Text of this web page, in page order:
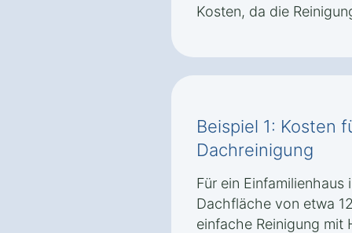
Kosten, da die
Beispiel 1: Kosten
Dachreinigung
Für ein Einfamilienhaus
Dachfläche von etwa
einfache Reinigung mit